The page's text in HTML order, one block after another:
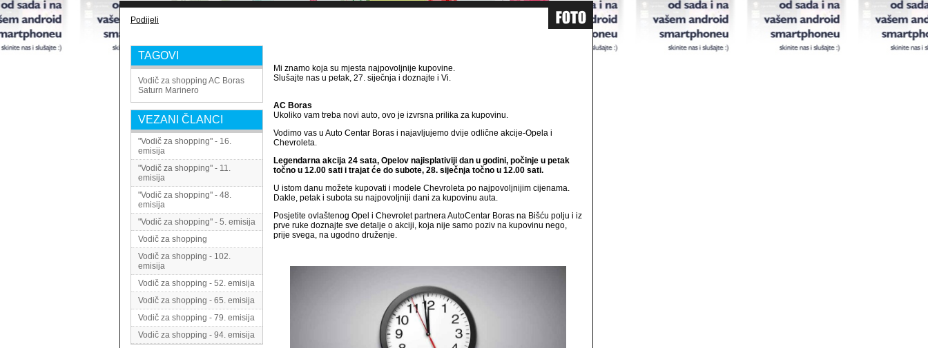
Podijeli
TAGOVI
Vodič za shopping AC Boras
Saturn Marinero
VEZANI ČLANCI
"Vodič za shopping" - 16.
emisija
"Vodič za shopping" - 11.
emisija
"Vodič za shopping" - 48.
emisija
"Vodič za shopping" - 5. emisija
Vodič za shopping
Vodič za shopping - 102.
emisija
Vodič za shopping - 52. emisija
Vodič za shopping - 65. emisija
Vodič za shopping - 79. emisija
Vodič za shopping - 94. emisija
Mi znamo koja su mjesta najpovoljnije kupovine.
Slušajte nas u petak, 27. siječnja i doznajte i Vi.
AC Boras
Ukoliko vam treba novi auto, ovo je izvrsna prilika za kupovinu.
Vodimo vas u Auto Centar Boras i najavljujemo dvije odlične akcije-Opela i
Chevroleta.
Legendarna akcija 24 sata, Opelov najisplativiji dan u godini, počinje u petak
točno u 12.00 sati i trajat će do subote, 28. siječnja točno u 12.00 sati.
U istom danu možete kupovati i modele Chevroleta po najpovoljnijim cijenama.
Dakle, petak i subota su najpovoljniji dani za kupovinu auta.
Posjetite ovlaštenog Opel i Chevrolet partnera AutoCentar Boras na Bišću polju i iz
prve ruke doznajte sve detalje o akciji, koja nije samo poziv na kupovinu nego,
prije svega, na ugodno druženje.